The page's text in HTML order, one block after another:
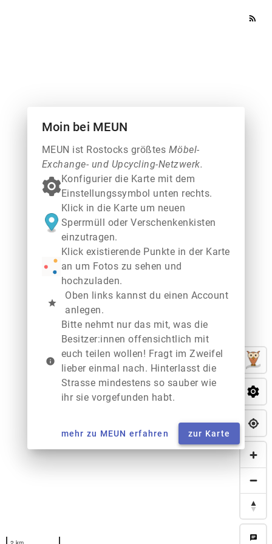
rss_feed
chat
Moin bei MEUN
MEUN ist Rostocks größtes Möbel-
Exchange- und Upcycling-Netzwerk.
Konfigurier die Karte mit dem
Einstellungssymbol unten rechts.
Klick in die Karte um neuen
Sperrmüll oder Verschenkenkisten
einzutragen.
Klick existierende Punkte in der Karte
an um Fotos zu sehen und
hochzuladen.
star
Oben links kannst du einen Account
anlegen.
info
Bitte nehmt nur das mit, was die
Besitzer:innen offensichtlich mit
euch teilen wollen! Fragt im Zweifel
lieber einmal nach. Hinterlasst die
Strasse mindestens so sauber wie
ihr sie vorgefunden habt.
mehr zu MEUN erfahren zur Karte